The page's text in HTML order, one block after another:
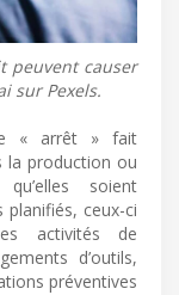
peuvent causer
sur Pexels.
« arrêt » fait
la production ou
soient
planifiés, ceux-ci
activités de
d’outils,
préventives